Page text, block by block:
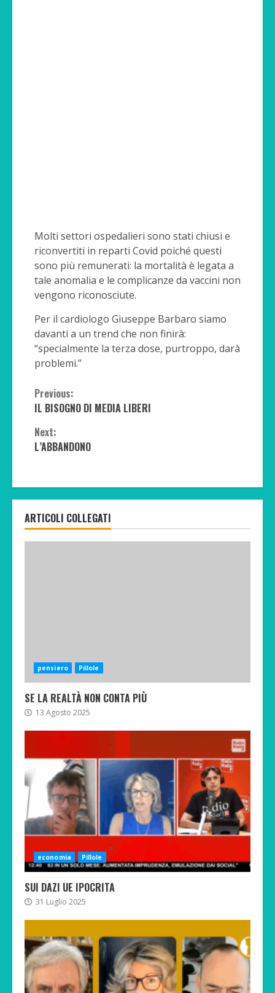
Molti settori ospedalieri sono stati chiusi e
riconvertiti in reparti Covid poiché questi
sono più remunerati: la mortalità è legata a
tale anomalia e le complicanze da vaccini non
vengono riconosciute.
Per il cardiologo Giuseppe Barbaro siamo
davanti a un trend che non finirà:
“specialmente la terza dose, purtroppo, darà
problemi.”
Continue
Reading
Previous:
IL BISOGNO DI MEDIA LIBERI
Next:
L’ABBANDONO
ARTICOLI COLLEGATI
pensiero Pillole
SE LA REALTÀ NON CONTA PIÙ
13 Agosto 2025
economia Pillole
SUI DAZI UE IPOCRITA
31 Luglio 2025